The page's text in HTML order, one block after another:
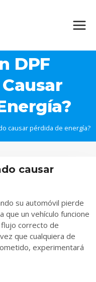
DPF
causar pérdida de energía?
causar
su automóvil pierde
que un vehículo funcione
correcto de
que cualquiera de
experimentará